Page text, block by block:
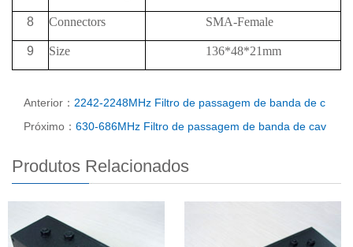
8 Connectors SMA-Female
9 Size 136*48*21mm
Anterior： 2242-2248MHz Filtro de passagem de banda de c
Próximo： 630-686MHz Filtro de passagem de banda de cav
Produtos Relacionados